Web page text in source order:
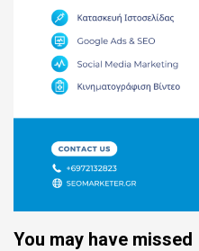
You may have missed